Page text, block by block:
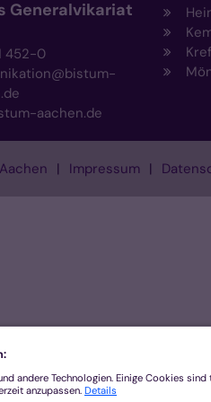
Generalvikariat
452-0
aachen.de
Impressum